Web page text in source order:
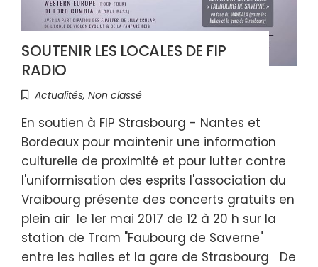
SOUTENIR LES LOCALES DE FIP
RADIO
Actualités, Non classé
En soutien à FIP Strasbourg - Nantes et
Bordeaux pour maintenir une information
culturelle de proximité et pour lutter contre
l'uniformisation des esprits l'association du
Vraibourg présente des concerts gratuits en
plein air le 1er mai 2017 de 12 à 20 h sur la
station de Tram "Faubourg de Saverne"
entre les halles et la gare de Strasbourg De